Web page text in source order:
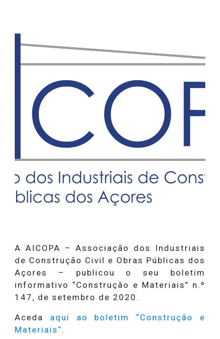
A AICOPA – Associação dos Industriais
de Construção Civil e Obras Públicas dos
Açores – publicou o seu boletim
informativo “Construção e Materiais” n.º
147, de setembro de 2020.
Aceda aqui ao boletim “Construção e
Materiais“.